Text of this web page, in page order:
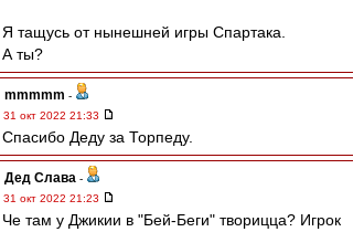
Я тащусь от нынешней игры Спартака.
А ты?
mmmmm -
31 окт 2022 21:33
Спасибо Деду за Торпеду.
Дед Слава -
31 окт 2022 21:23
Че там у Джикии в "Бей-Беги" творицца? Игрок